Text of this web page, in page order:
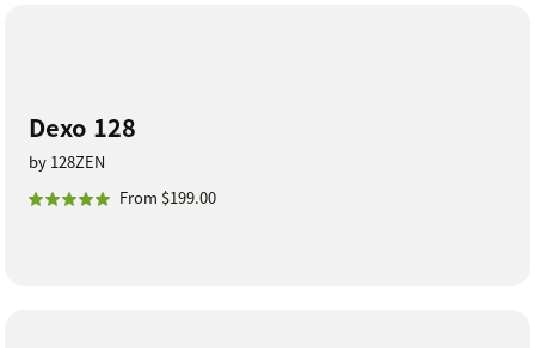
Dexo 128
by 128ZEN
From $199.00